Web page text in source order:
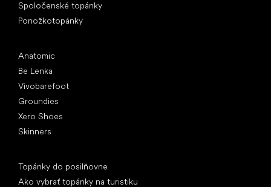
Spoločenské topánky
Ponožkotopánky
Anatomic
Be Lenka
Vivobarefoot
Groundies
Xero Shoes
Skinners
Topánky do posilňovne
Ako vybrať topánky na turistiku